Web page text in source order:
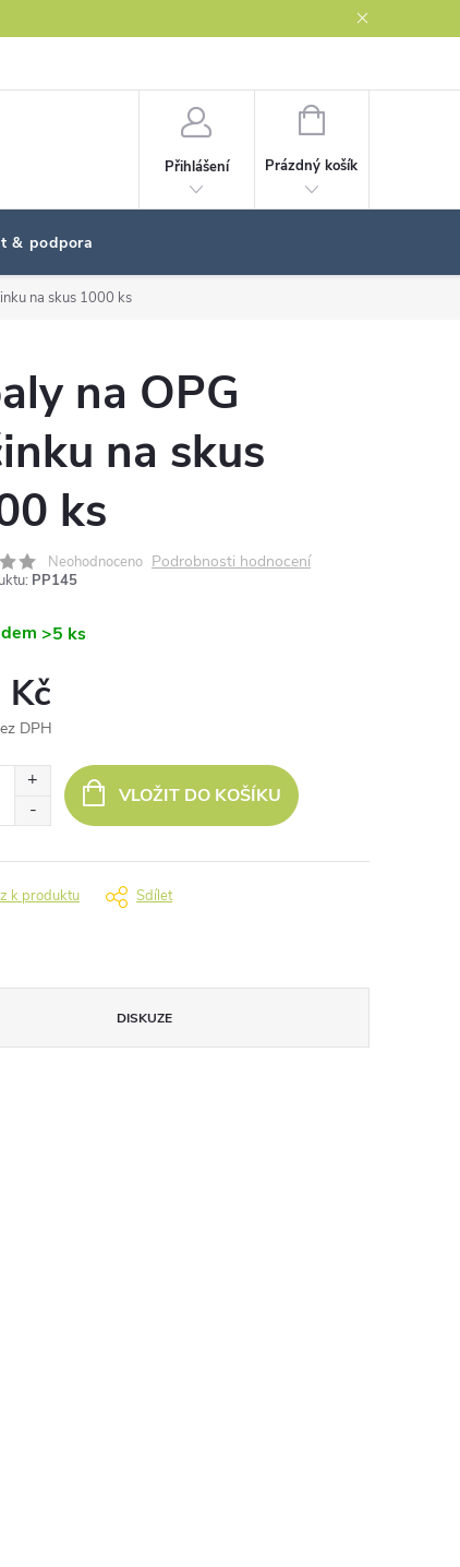
Přihlášení
NÁKUPNÍ
Prázdný košík
& podpora
na skus 1000 ks
na OPG
na skus
ks
Neohodnoceno Podrobnosti hodnocení
PP145
>5 ks
DPH
VLOŽIT DO KOŠÍKU
k produktu Sdílet
DISKUZE